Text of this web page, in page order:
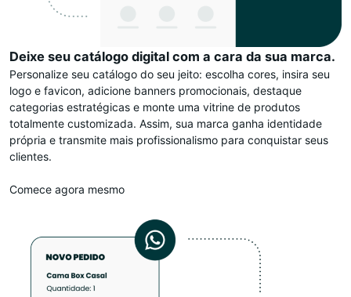
Deixe seu catálogo digital com a cara da sua marca.
Personalize seu catálogo do seu jeito: escolha cores, insira seu
logo e favicon, adicione banners promocionais, destaque
categorias estratégicas e monte uma vitrine de produtos
totalmente customizada. Assim, sua marca ganha identidade
própria e transmite mais profissionalismo para conquistar seus
clientes.
Comece agora mesmo